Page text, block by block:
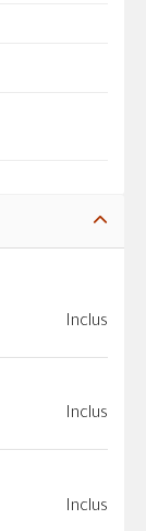
Inclus
Inclus
Inclus